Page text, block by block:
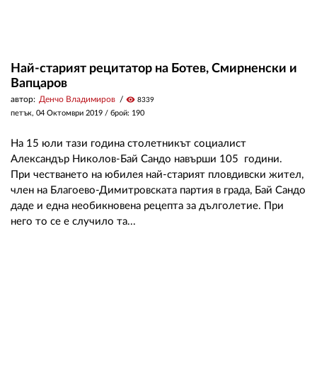
Най-старият рецитатор на Ботев, Смирненски и
Вапцаров
автор: Денчо Владимиров visibility 8339
петък, 04 Октомври 2019 / брой: 190
На 15 юли тази година столетникът социалист
Александър Николов-Бай Сандо навърши 105 години.
При честването на юбилея най-старият пловдивски жител,
член на Благоево-Димитровската партия в града, Бай Сандо
даде и една необикновена рецепта за дълголетие. При
него то се е случило та...